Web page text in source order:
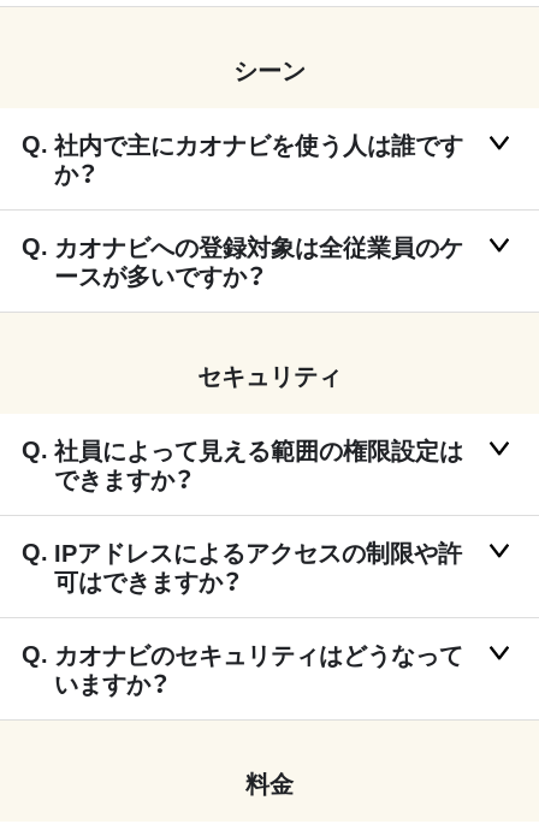
シーン
社内で主にカオナビを使う人は誰です
か？
カオナビへの登録対象は全従業員のケ
ースが多いですか？
セキュリティ
社員によって見える範囲の権限設定は
できますか？
IPアドレスによるアクセスの制限や許
可はできますか？
カオナビのセキュリティはどうなって
いますか？
料金